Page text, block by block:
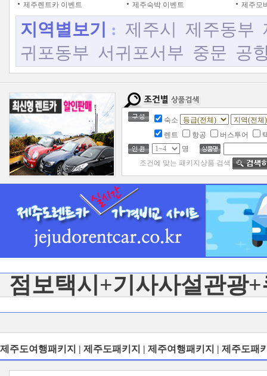
제주렌트카 이벤트
제주숙박 이벤트 제주모
지역별보기 : 제주시 제주동부
귀포동부 서귀포서부 중문 공
숙소
렌트
항공 버스투어
명
조건에 맞는 패키지상품 검색
점보택시+기사사설관광
제주도여행패키지 | 제주도패키지 | 제주여행패키지 | 제주도패